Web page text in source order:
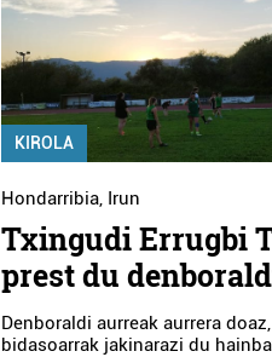
KIROLA
Hondarribia, Irun
Txingudi Errugbi
prest du
Denboraldi aurreak aurrera
bidasoarrak jakinarazi du